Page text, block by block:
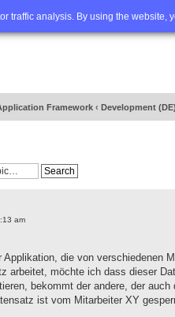
traffic analysis. By using the website,
FAQ Advanced search
Framework ‹ Development (DE)
am
die von verschiedenen
arbeitet, möchte ich dass dieser
bekommt der andere, der
ist vom Mitarbeiter XY